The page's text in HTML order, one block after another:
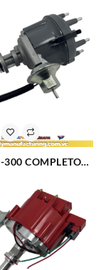
(92-09) 6CIL
(1306)
300 COMPLETO
F250 – F350 –
F600 M300 (4.9L)
6CIL COMPLETO
(166)